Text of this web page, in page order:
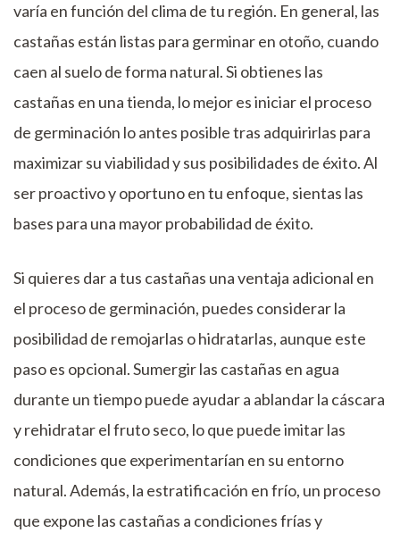
varía en función del clima de tu región. En general, las
castañas están listas para germinar en otoño, cuando
caen al suelo de forma natural. Si obtienes las
castañas en una tienda, lo mejor es iniciar el proceso
de germinación lo antes posible tras adquirirlas para
maximizar su viabilidad y sus posibilidades de éxito. Al
ser proactivo y oportuno en tu enfoque, sientas las
bases para una mayor probabilidad de éxito.
Si quieres dar a tus castañas una ventaja adicional en
el proceso de germinación, puedes considerar la
posibilidad de remojarlas o hidratarlas, aunque este
paso es opcional. Sumergir las castañas en agua
durante un tiempo puede ayudar a ablandar la cáscara
y rehidratar el fruto seco, lo que puede imitar las
condiciones que experimentarían en su entorno
natural. Además, la estratificación en frío, un proceso
que expone las castañas a condiciones frías y